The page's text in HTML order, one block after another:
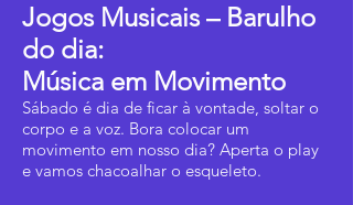
Jogos Musicais – Barulho
do dia:
Música em Movimento
Sábado é dia de ficar à vontade, soltar o
corpo e a voz. Bora colocar um
movimento em nosso dia? Aperta o play
e vamos chacoalhar o esqueleto.